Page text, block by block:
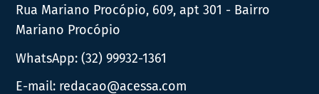
Rua Mariano Procópio, 609, apt 301 - Bairro
Mariano Procópio
WhatsApp:(32) 99932-1361
E-mail: redacao@acessa.com